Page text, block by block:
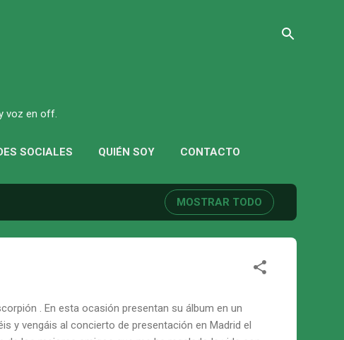
voz en off.
SOCIALES QUIÉN SOY CONTACTO
MOSTRAR TODO
. En esta ocasión presentan su álbum en un
y vengáis al concierto de presentación en Madrid el